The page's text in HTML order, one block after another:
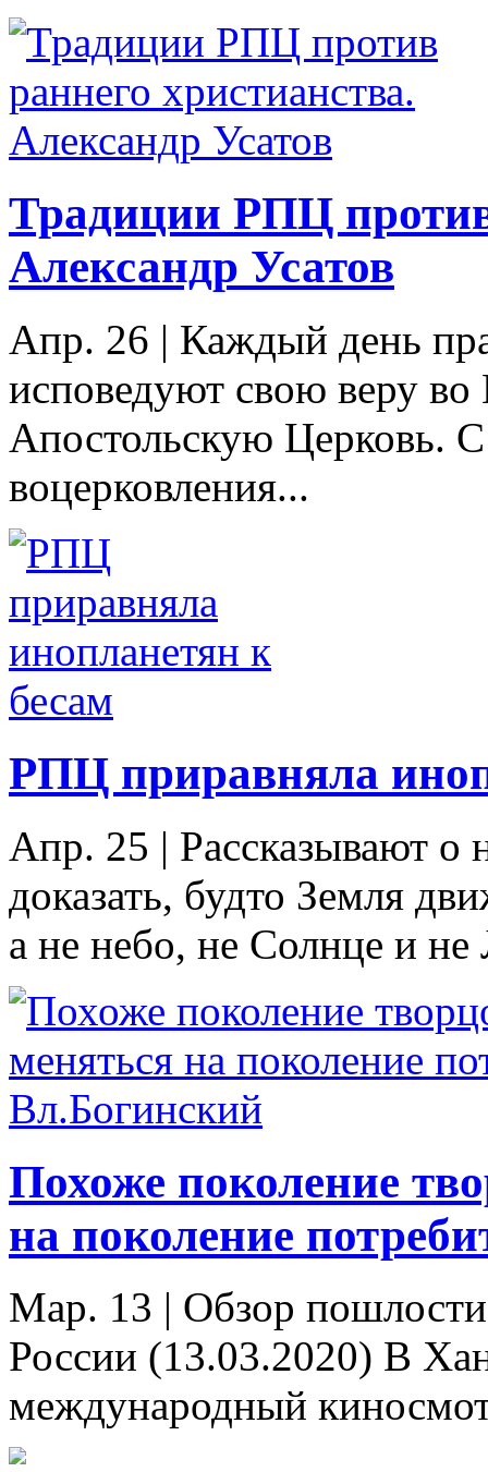
Традиции РПЦ
Александр Усатов
Апр. 26 | Каждый день
исповедуют свою веру
Апостольскую Церковь. С
воцерковления...
РПЦ приравняла
Апр. 25 | Рассказывают о
доказать, будто Земля
а не небо, не Солнце и не
Похоже поколение
на поколение
Мар. 13 | Обзор
России (13.03.2020) В
международный